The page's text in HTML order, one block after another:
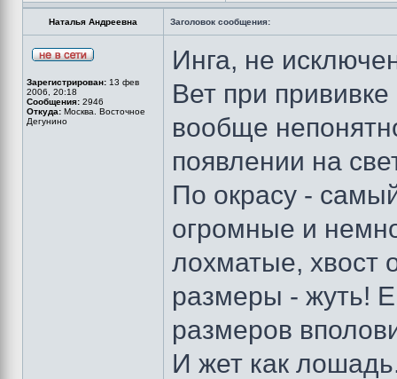
Наталья Андреевна Заголовок сообщения:
Зарегистрирован: 13 фев
2006, 20:18
Сообщения: 2946
Откуда: Москва. Восточное
Дегунино
Инга, не
Вет при
вообще
появлении на
По окрасу -
огромные и
лохматые, хвост
размеры - жуть!
размеров
И жет как